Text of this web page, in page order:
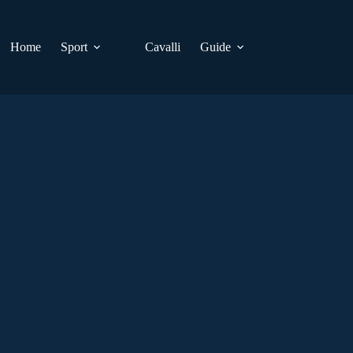
Home
Sport Cavalli Guide